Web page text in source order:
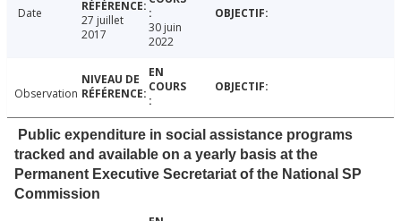
Date
27 juillet
2017
30 juin
2022
Observation
Public expenditure in social assistance programs
tracked and available on a yearly basis at the
Permanent Executive Secretariat of the National SP
Commission